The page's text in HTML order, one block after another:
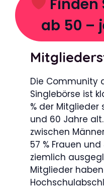
Finden
ab 50 –
Die Community
Singlebörse ist
% der Mitglieder
und 60 Jahre
zwischen
57 % Frauen
ziemlich
Mitglieder